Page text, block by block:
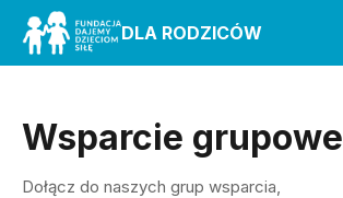
DLA RODZICÓW
Wsparcie grupowe
Dołącz do naszych grup wsparcia,